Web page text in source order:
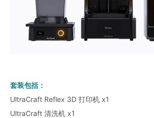
套装包括：
UltraCraft Reflex 3D 打印机 x1
UltraCraft 清洗机 x1